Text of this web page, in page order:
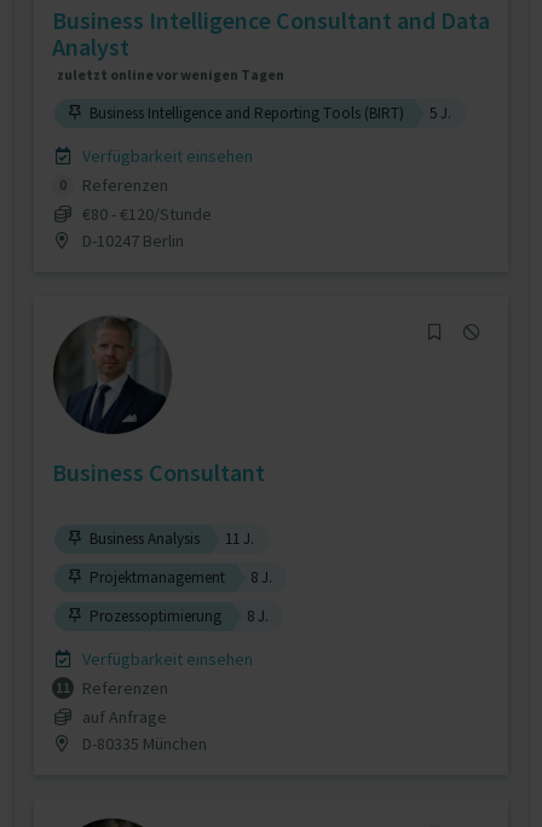
Business Intelligence Consultant and Data
Analyst
zuletzt online vor wenigen Tagen
Business Intelligence and Reporting Tools (BIRT) 5 J.
Verfügbarkeit einsehen
0
Referenzen
€80 - €120/Stunde
D-10247 Berlin
Business Consultant
Business Analysis
11 J.
Projektmanagement
8 J.
Prozessoptimierung
8 J.
Verfügbarkeit einsehen
11
Referenzen
auf Anfrage
D-80335 München